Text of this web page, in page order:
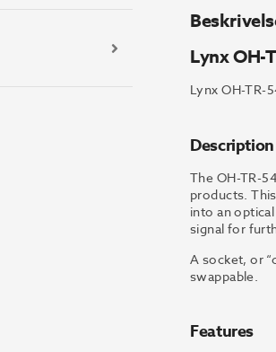
Lynx OH-
Lynx OH-TR-
Description
The OH-TR-
products.
into an
signal for
A socket, or
swappable.
Features